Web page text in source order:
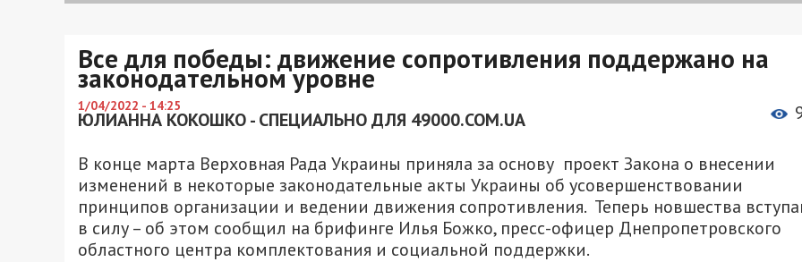
Все для победы: движение сопротивления поддержано на
законодательном уровне
1/04/2022 - 14:25
ЮЛИАННА КОКОШКО - СПЕЦИАЛЬНО ДЛЯ 49000.COM.UA
В конце марта Верховная Рада Украины приняла за основу проект Закона о внесении
изменений в некоторые законодательные акты Украины об усовершенствовании
принципов организации и ведении движения сопротивления. Теперь новшества
в силу – об этом сообщил на брифинге Илья Божко, пресс-офицер Днепропетровского
областного центра комплектования и социальной поддержки.